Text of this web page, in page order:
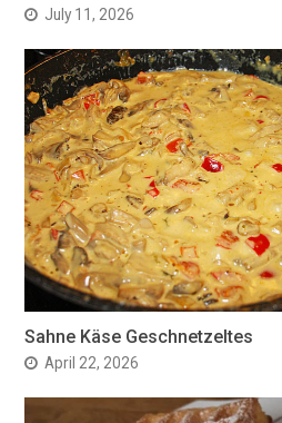
July 11, 2026
Sahne Käse Geschnetzeltes
April 22, 2026